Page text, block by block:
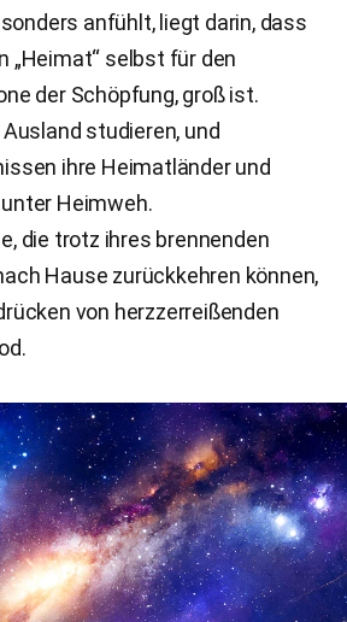
anfühlt, liegt darin, dass
„Heimat“ selbst für den
der Schöpfung, groß ist.
studieren, und
ihre Heimatländer und
Heimweh.
die trotz ihres brennenden
Hause zurückkehren können,
von herzzerreißenden